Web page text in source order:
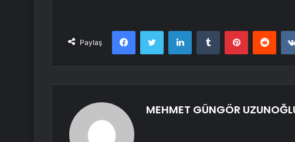
Paylaş
FacebookTwitter LinkedInTumblr Pinterest
MEHMET GÜNGÖR